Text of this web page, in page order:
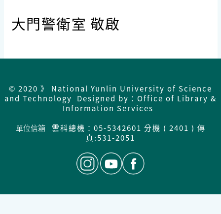
大門警衛室 敬啟
© 2020 》 National Yunlin University of Science
and Technology Designed by：Office of Library &
Information Services
單位信箱
雲科總機：05-5342601 分機 ( 2401 ) 傳
真:531-2051